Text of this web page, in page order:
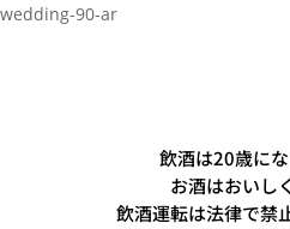
wedding-90-ar
飲酒は20歳にな
お酒はおいし
飲酒運転は法律で禁